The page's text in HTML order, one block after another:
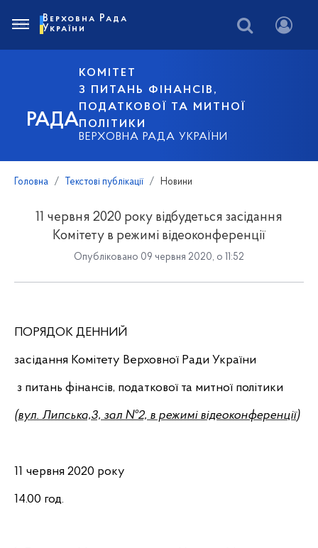
РАДА
КОМІТЕТ
З ПИТАНЬ ФІНАНСІВ,
ПОДАТКОВОЇ ТА МИТНОЇ
ПОЛІТИКИ
ВЕРХОВНА РАДА УКРАЇНИ
Верховна Рада
України
Головна Текстові публікації Новини
11 червня 2020 року відбудеться засідання
Комітету в режимі відеоконференції
Опубліковано 09 червня 2020, о 11:52
ПОРЯДОК ДЕННИЙ
засідання Комітету Верховної Ради України
з питань фінансів, податкової та митної політики
(вул. Липська,3, зал №2, в режимі відеоконференції)
11 червня 2020 року
14.00 год.